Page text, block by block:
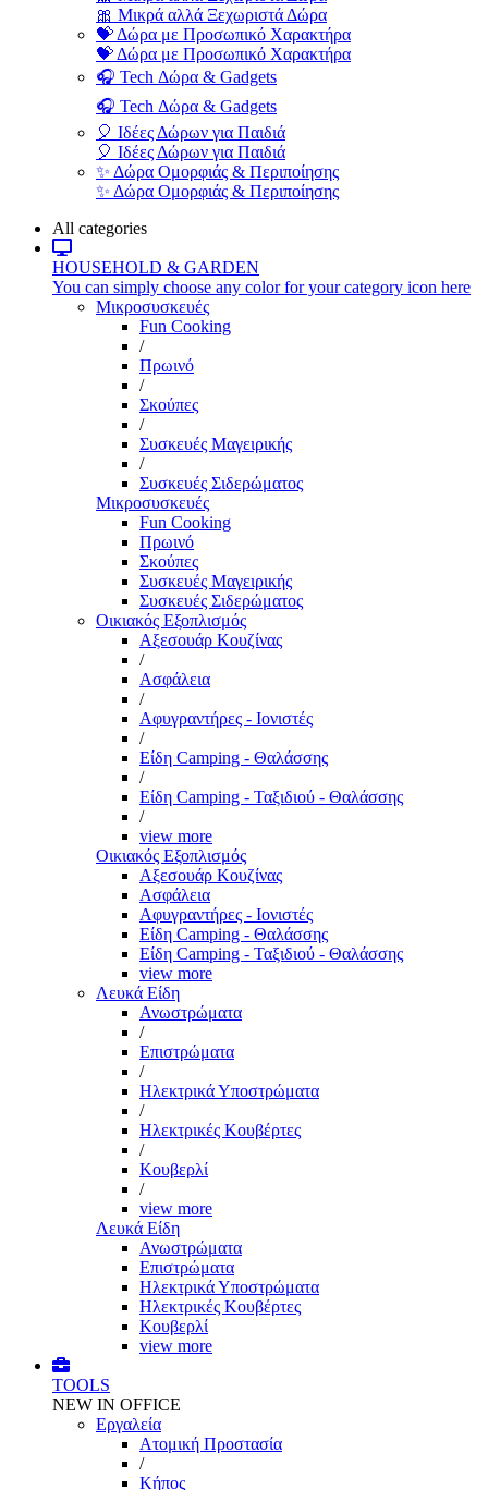
🎀 Μικρά αλλά Ξεχωριστά Δώρα
💝 Δώρα με Προσωπικό Χαρακτήρα
💝 Δώρα με Προσωπικό Χαρακτήρα
🎧 Tech Δώρα & Gadgets
🎧 Tech Δώρα & Gadgets
🎈 Ιδέες Δώρων για Παιδιά
🎈 Ιδέες Δώρων για Παιδιά
✨ Δώρα Ομορφιάς & Περιποίησης
✨ Δώρα Ομορφιάς & Περιποίησης
All categories
HOUSEHOLD & GARDEN
You can simply choose any color for your category icon here
Μικροσυσκευές
Fun Cooking
/
Πρωινό
/
Σκούπες
/
Συσκευές Μαγειρικής
/
Συσκευές Σιδερώματος
Μικροσυσκευές
Fun Cooking
Πρωινό
Σκούπες
Συσκευές Μαγειρικής
Συσκευές Σιδερώματος
Οικιακός Εξοπλισμός
Αξεσουάρ Κουζίνας
/
Ασφάλεια
/
Αφυγραντήρες - Ιονιστές
/
Είδη Camping - Θαλάσσης
/
Είδη Camping - Ταξιδιού - Θαλάσσης
/
view more
Οικιακός Εξοπλισμός
Αξεσουάρ Κουζίνας
Ασφάλεια
Αφυγραντήρες - Ιονιστές
Είδη Camping - Θαλάσσης
Είδη Camping - Ταξιδιού - Θαλάσσης
view more
Λευκά Είδη
Ανωστρώματα
/
Επιστρώματα
/
Ηλεκτρικά Υποστρώματα
/
Ηλεκτρικές Κουβέρτες
/
Κουβερλί
/
view more
Λευκά Είδη
Ανωστρώματα
Επιστρώματα
Ηλεκτρικά Υποστρώματα
Ηλεκτρικές Κουβέρτες
Κουβερλί
view more
TOOLS
NEW IN OFFICE
Εργαλεία
Aτομική Προστασία
/
Kήπος